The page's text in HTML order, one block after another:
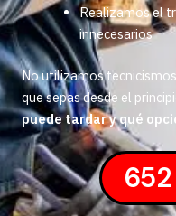
Realizamos el
innecesarios
No utilizamos
que sepas desde el
puede tardar y qué